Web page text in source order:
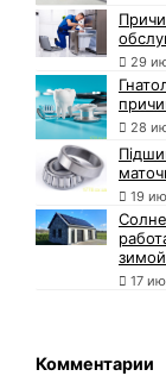
29
28
19
17
Комментарии